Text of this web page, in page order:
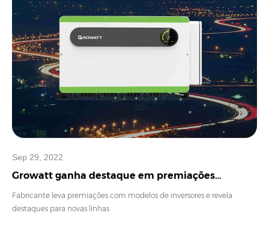
Sep 29, 2022
Growatt ganha destaque em premiações
internacionais
Fabricante leva premiações com modelos de inversores e revela
destaques para novas linhas